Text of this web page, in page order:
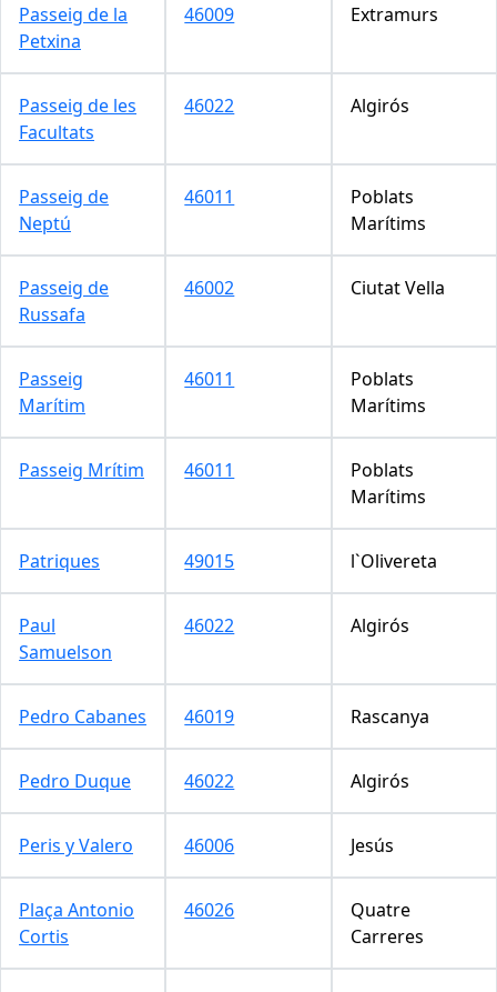
Passeig de la
Petxina
46009 Extramurs
Passeig de les
Facultats
46022 Algirós
Passeig de
Neptú
46011
Poblats
Marítims
Passeig de
Russafa
46002 Ciutat Vella
Passeig
Marítim
46011
Poblats
Marítims
Passeig Mrítim 46011
Poblats
Marítims
Patriques 49015 l`Olivereta
Paul
Samuelson
46022 Algirós
Pedro Cabanes 46019 Rascanya
Pedro Duque 46022 Algirós
Peris y Valero 46006 Jesús
Plaça Antonio
Cortis
46026
Quatre
Carreres